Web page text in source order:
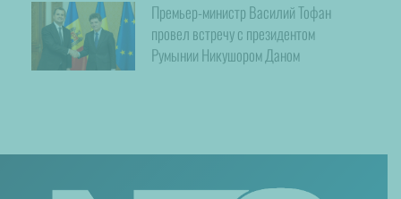
Премьер-министр Василий Тофан
провел встречу с президентом
Румынии Никушором Даном